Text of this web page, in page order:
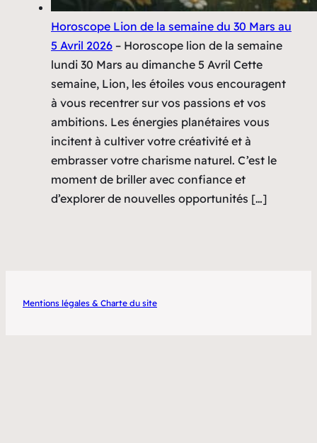
Horoscope Lion de la semaine du 30 Mars au
5 Avril 2026 – Horoscope lion de la semaine
lundi 30 Mars au dimanche 5 Avril Cette
semaine, Lion, les étoiles vous encouragent
à vous recentrer sur vos passions et vos
ambitions. Les énergies planétaires vous
incitent à cultiver votre créativité et à
embrasser votre charisme naturel. C’est le
moment de briller avec confiance et
d’explorer de nouvelles opportunités […]
Mentions légales & Charte du site